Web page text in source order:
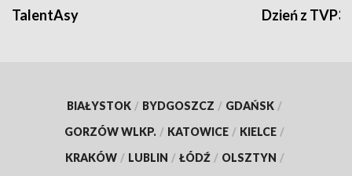
TalentAsy Dzień z TVP3
BIAŁYSTOK / BYDGOSZCZ / GDAŃSK /
GORZÓW WLKP. / KATOWICE / KIELCE /
KRAKÓW / LUBLIN / ŁÓDŹ / OLSZTYN /